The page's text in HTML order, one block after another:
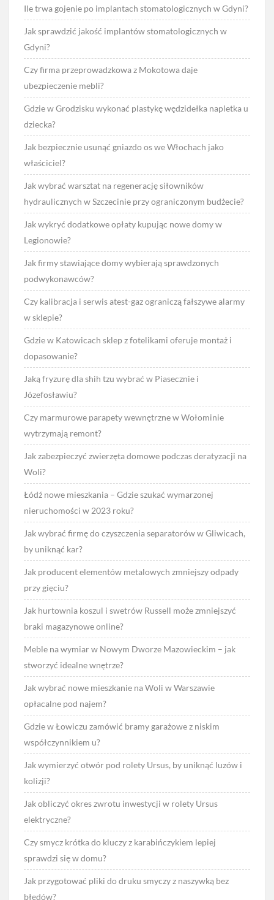
Ile trwa gojenie po implantach stomatologicznych w Gdyni?
Jak sprawdzić jakość implantów stomatologicznych w
Gdyni?
Czy firma przeprowadzkowa z Mokotowa daje
ubezpieczenie mebli?
Gdzie w Grodzisku wykonać plastykę wędzidełka napletka u
dziecka?
Jak bezpiecznie usunąć gniazdo os we Włochach jako
właściciel?
Jak wybrać warsztat na regenerację siłowników
hydraulicznych w Szczecinie przy ograniczonym budżecie?
Jak wykryć dodatkowe opłaty kupując nowe domy w
Legionowie?
Jak firmy stawiające domy wybierają sprawdzonych
podwykonawców?
Czy kalibracja i serwis atest-gaz ograniczą fałszywe alarmy
w sklepie?
Gdzie w Katowicach sklep z fotelikami oferuje montaż i
dopasowanie?
Jaką fryzurę dla shih tzu wybrać w Piasecznie i
Józefosławiu?
Czy marmurowe parapety wewnętrzne w Wołominie
wytrzymają remont?
Jak zabezpieczyć zwierzęta domowe podczas deratyzacji na
Woli?
Łódź nowe mieszkania – Gdzie szukać wymarzonej
nieruchomości w 2023 roku?
Jak wybrać firmę do czyszczenia separatorów w Gliwicach,
by uniknąć kar?
Jak producent elementów metalowych zmniejszy odpady
przy gięciu?
Jak hurtownia koszul i swetrów Russell może zmniejszyć
braki magazynowe online?
Meble na wymiar w Nowym Dworze Mazowieckim – jak
stworzyć idealne wnętrze?
Jak wybrać nowe mieszkanie na Woli w Warszawie
opłacalne pod najem?
Gdzie w Łowiczu zamówić bramy garażowe z niskim
współczynnikiem u?
Jak wymierzyć otwór pod rolety Ursus, by uniknąć luzów i
kolizji?
Jak obliczyć okres zwrotu inwestycji w rolety Ursus
elektryczne?
Czy smycz krótka do kluczy z karabińczykiem lepiej
sprawdzi się w domu?
Jak przygotować pliki do druku smyczy z naszywką bez
błędów?